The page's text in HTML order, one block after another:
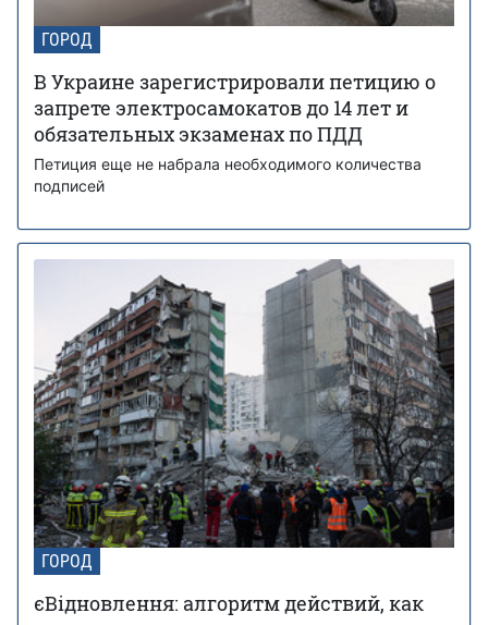
ГОРОД
В Украине зарегистрировали петицию о
запрете электросамокатов до 14 лет и
обязательных экзаменах по ПДД
Петиция еще не набрала необходимого количества
подписей
ГОРОД
єВідновлення: алгоритм действий, как